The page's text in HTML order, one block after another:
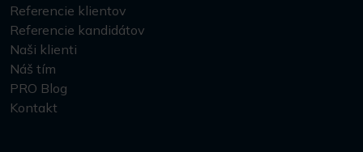
Referencie klientov
Referencie kandidátov
Naši klienti
Náš tím
PRO Blog
Kontakt